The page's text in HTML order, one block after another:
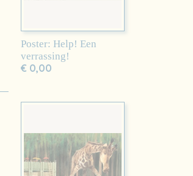
Poster: Help! Een
verrassing!
€ 0,00